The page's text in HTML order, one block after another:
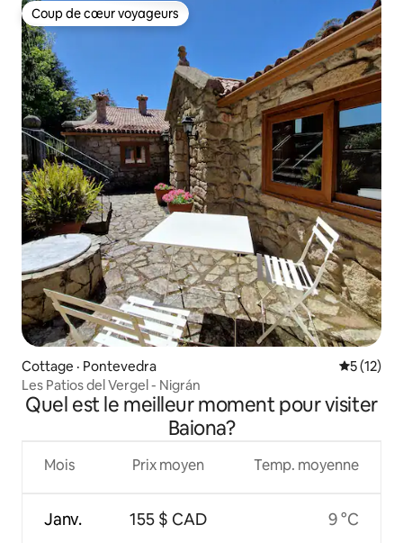
Coup de cœur voyageurs
Coup de cœur voyageurs
Cottage · Pontevedra Note
5 (12)
Les Patios del Vergel - Nigrán
Quel est le meilleur moment pour visiter
Baiona?
Mois
Janv.
Prix moyen
155 $ CAD
Temp. moyenne
9 °C